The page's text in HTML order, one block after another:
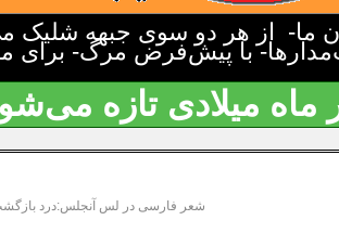
ما- از هر دو سوی جبهه شلیک
با پیش‌فرض مرگ- برای
ماه میلادی تازه
شعر فارسی در لس آنجلس:درد بازگشت